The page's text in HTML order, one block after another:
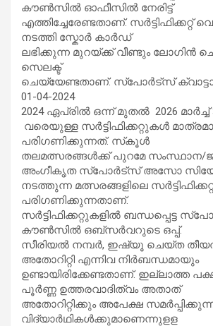
കൗൺസിൽ ഓഫീസിൽ നേരിട്ട്
എത്തിച്ചേരേണ്ടതാണ്. സർട്ടിഫിക്കറ്റ്
നടത്തി സ്കോർ കാർഡ്
ലഭിക്കുന്ന മുറയ്ക്ക് വീണ്ടും ലോഗിൻ
സെലക്ട്
ചെയ്യേണ്ടതാണ്. സ്പോർട്സ്
01-04-2024
2024 ഏപ്രിൽ ഒന്ന് മുതൽ 2026 മാർച്ച്
വരെയുള്ള സർട്ടിഫിക്കറ്റുകൾ
പരിഗണിക്കുന്നത്. സ്‌കൂൾ
തലമത്സരങ്ങൾക്ക് പുറമേ സംസ്ഥാന/
അംഗീകൃത സ്പോർട്സ് അസോ
നടത്തുന്ന മത്സരങ്ങളിലെ
പരിഗണിക്കുന്നതാണ്.
സർട്ടിഫിക്കറ്റുകളിൽ ബന്ധപ്പെട്ട
കൗൺസിൽ ഒബ്‌സർവറുടെ ഒപ്പ്.
സീരിയൽ നമ്പർ, ഇഷ്യൂ ചെയ്ത
അതോറിറ്റി എന്നിവ നിർബന്ധമായും
ഉണ്ടായിരിക്കേണ്ടതാണ്. ഇല്ലാത്ത
പൂർണ്ണ ഉത്തരവാദിത്വം അതാത്
അതോറിറ്റിക്കും അപേക്ഷ
വിദ്യാർഥികൾക്കുമാണെന്നുളള